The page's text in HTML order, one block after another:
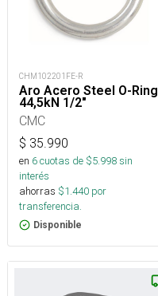
CHM102201FE-R
Aro Acero Steel O-Ring
44,5kN 1/2″
CMC
$ 35.990
en 6cuotas de $5.998sin
interés
ahorras $1.440 por
transferencia.
Disponible